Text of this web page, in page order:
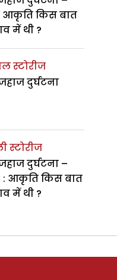
आकृति किस बात
में थी ?
स्टोरीज
दुर्घटना
स्टोरीज
दुर्घटना –
: आकृति किस बात
में थी ?